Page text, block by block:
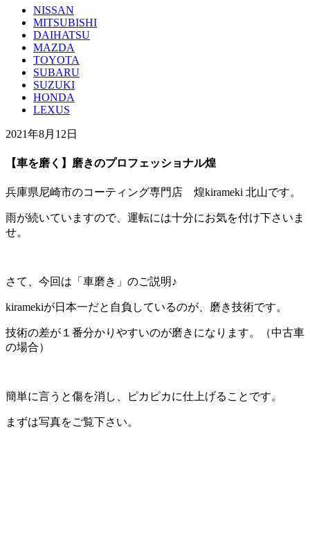
NISSAN
MITSUBISHI
DAIHATSU
MAZDA
TOYOTA
SUBARU
SUZUKI
HONDA
LEXUS
2021年8月12日
【車を磨く】磨きのプロフェッショナル煌
兵庫県尼崎市のコーティング専門店 煌kirameki 北山です。
雨が続いていますので、運転には十分にお気を付け下さいま
せ。
さて、今回は「車磨き」のご説明♪
kiramekiが日本一だと自負しているのが、磨き技術です。
技術の差が１番分かりやすいのが磨きになります。（中古車
の場合）
簡単に言うと傷を消し、ピカピカに仕上げることです。
まずは写真をご覧下さい。